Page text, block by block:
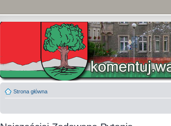
Strona główna